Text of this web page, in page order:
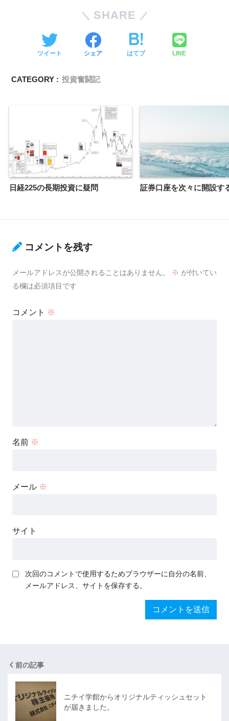
SHARE
ツイート シェア はてブ LINE
CATEGORY : 投資奮闘記
日経225の長期投資に疑問 証券口座を次々に開設す
コメントを残す
メールアドレスが公開されることはありません。 ※ が付いてい
る欄は必須項目です
コメント ※
名前 ※
メール ※
サイト
次回のコメントで使用するためブラウザーに自分の名前、
メールアドレス、サイトを保存する。
前の記事
ニチイ学館からオリジナルティッシュセット
が届きました。